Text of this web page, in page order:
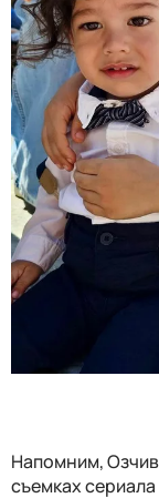
Напомним,
съемках сериала